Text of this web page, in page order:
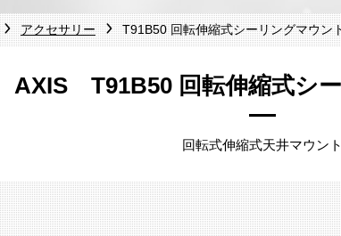
アクセサリー T91B50 回転伸縮式シーリングマウン
AXIS T91B50 回転伸縮式シ
回転式伸縮式天井マウン